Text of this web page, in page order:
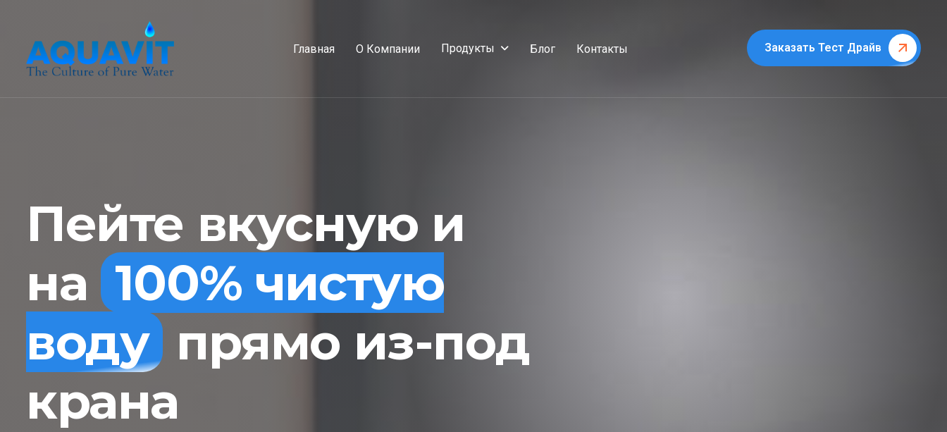
Главная О Компании Продукты Блог Контакты Заказать Тест Драйв
Пейте вкусную и
на 100% чистую
воду прямо из-под
крана